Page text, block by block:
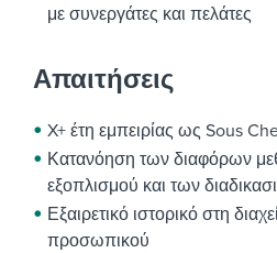
με συνεργάτες και πελάτες
Απαιτήσεις
X+ έτη εμπειρίας ως Sous
Κατανόηση των διαφόρων
εξοπλισμού και των
Εξαιρετικό ιστορικό στη
προσωπικού